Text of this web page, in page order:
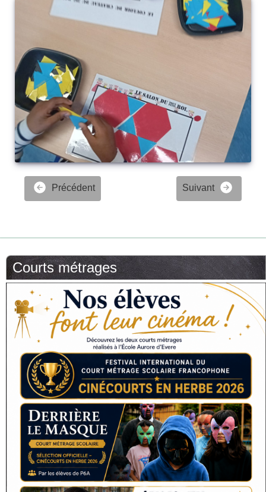
Précédent Suivant
Courts métrages